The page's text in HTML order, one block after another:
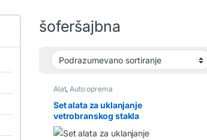
šoferšajbna
Alat, Auto oprema
Set alata za uklanjanje
vetrobranskog stakla